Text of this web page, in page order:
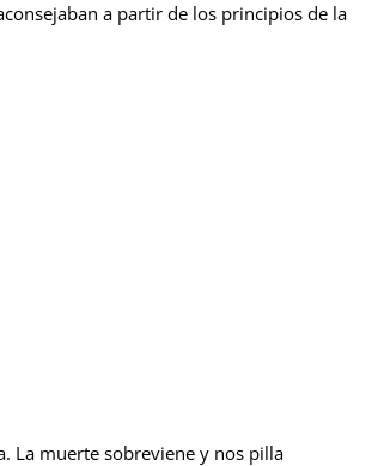
a partir de los principios de la
La muerte sobreviene y nos pilla